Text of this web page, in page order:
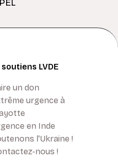
soutiens LVDE
un don
urgence à
en Inde
l'Ukraine !
nous !